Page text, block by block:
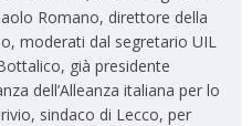
Romano, direttore della
moderati dal segretario UIL
già presidente
dell’Alleanza italiana per lo
sindaco di Lecco, per